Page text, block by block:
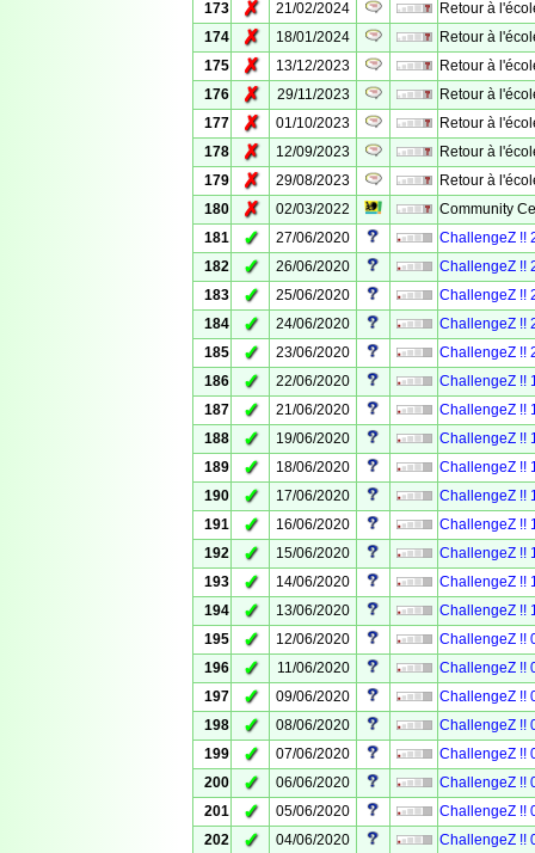
173
✗ 21/02/2024
Retour à
174
✗ 18/01/2024
Retour à
175
✗ 13/12/2023
Retour à
176
✗ 29/11/2023
Retour à
177
✗ 01/10/2023
Retour à
178
✗ 12/09/2023
Retour à
179
✗ 29/08/2023
Retour à
180
✗ 02/03/2022
Community
181
✓ 27/06/2020
ChallengeZ !!
182
✓ 26/06/2020
ChallengeZ !!
183
✓ 25/06/2020
ChallengeZ !!
184
✓ 24/06/2020
ChallengeZ !!
185
✓ 23/06/2020
ChallengeZ !!
186
✓ 22/06/2020
ChallengeZ !!
187
✓ 21/06/2020
ChallengeZ !!
188
✓ 19/06/2020
ChallengeZ !!
189
✓ 18/06/2020
ChallengeZ !!
190
✓ 17/06/2020
ChallengeZ !!
191
✓ 16/06/2020
ChallengeZ !!
192
✓ 15/06/2020
ChallengeZ !!
193
✓ 14/06/2020
ChallengeZ !!
194
✓ 13/06/2020
ChallengeZ !!
195
✓ 12/06/2020
ChallengeZ !!
196
✓ 11/06/2020
ChallengeZ !!
197
✓ 09/06/2020
ChallengeZ !!
198
✓ 08/06/2020
ChallengeZ !!
199
✓ 07/06/2020
ChallengeZ !!
200
✓ 06/06/2020
ChallengeZ !!
201
✓ 05/06/2020
ChallengeZ !!
202
✓ 04/06/2020
ChallengeZ !!